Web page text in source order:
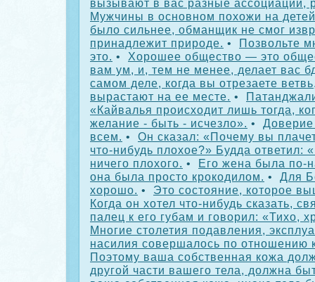
вызывают в вас разные ассоциации,
Мужчины в основном похожи на
было сильнее, обманщик не смог
принадлежит природе. • Позвольте
это. • Хорошее общество — это
вам ум, и, тем не менее, делает вас
самом деле, когда вы отрезаете
вырастают на ее месте. •
«Кайвалья происходит лишь тогда,
желание - быть - исчезло». • Доверие
всем. • Он сказал: «Почему вы
что-нибудь плохое?» Будда ответил:
ничего плохого. • Его жена была по-
она была просто крокодилом. • Для
хорошо. • Это состояние, которое
Когда он хотел что-нибудь сказать,
палец к его губам и говорил: «Тихо,
Многие столетия подавления,
насилия совершалось по отношению
Поэтому ваша собственная кожа
другой части вашего тела, должна